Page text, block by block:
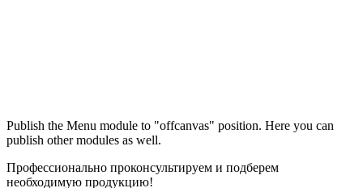
Publish the Menu module to "offcanvas" position. Here you can
publish other modules as well.
М ● консультант ПРОФСНАБ
Профессионально проконсультируем и подберем
необходимую продукцию!